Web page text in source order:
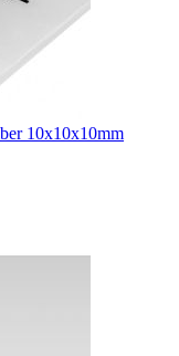
10x10x10mm